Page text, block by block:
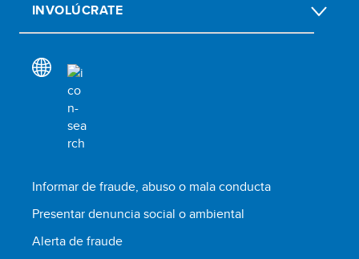
INVOLÚCRATE
Informar de fraude, abuso o mala conducta
Presentar denuncia social o ambiental
Alerta de fraude